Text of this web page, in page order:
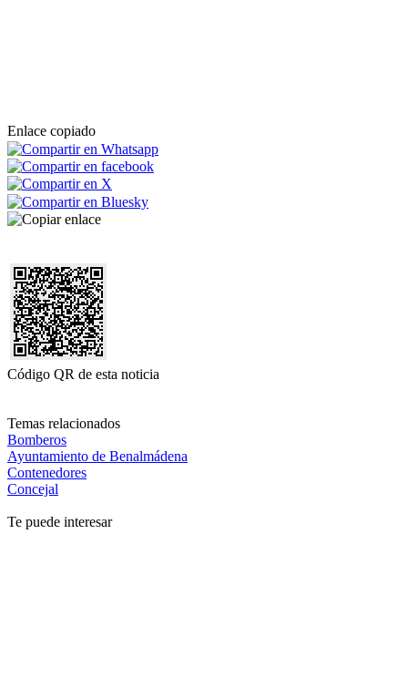
Enlace copiado
Código QR de esta noticia
Temas relacionados
Bomberos
Ayuntamiento de Benalmádena
Contenedores
Concejal
Te puede interesar